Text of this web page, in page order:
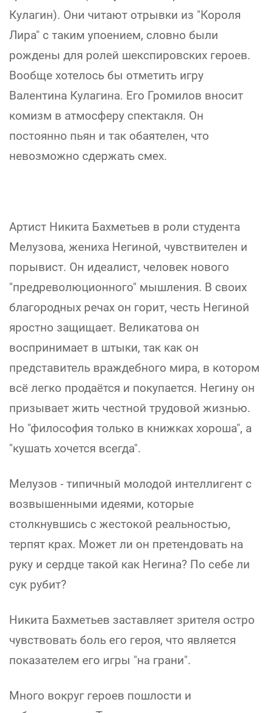
Кулагин). Они читают отрывки из "Короля
Лира" с таким упоением, словно были
рождены для ролей шекспировских героев.
Вообще хотелось бы отметить игру
Валентина Кулагина. Его Громилов вносит
комизм в атмосферу спектакля. Он
постоянно пьян и так обаятелен, что
невозможно сдержать смех.
Артист Никита Бахметьев в роли студента
Мелузова, жениха Негиной, чувствителен и
порывист. Он идеалист, человек нового
"предреволюционного" мышления. В своих
благородных речах он горит, честь Негиной
яростно защищает. Великатова он
воспринимает в штыки, так как он
представитель враждебного мира, в котором
всё легко продаётся и покупается. Негину он
призывает жить честной трудовой жизнью.
Но "философия только в книжках хороша", а
"кушать хочется всегда".
Мелузов - типичный молодой интеллигент с
возвышенными идеями, которые
столкнувшись с жестокой реальностью,
терпят крах. Может ли он претендовать на
руку и сердце такой как Негина? По себе ли
сук рубит?
Никита Бахметьев заставляет зрителя остро
чувствовать боль его героя, что является
показателем его игры "на грани".
Много вокруг героев пошлости и